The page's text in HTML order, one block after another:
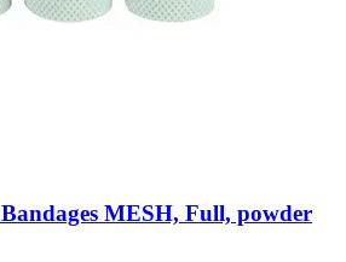
Bandages MESH, Full, powder